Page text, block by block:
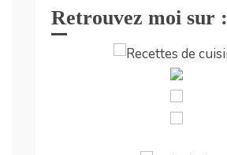
Retrouvez moi sur :